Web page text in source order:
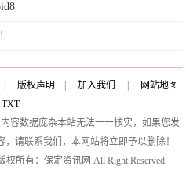
版权声明 加入我们
网站地图
TXT
容数据庞杂本站无法一一核实，如果您发
请联系我们，本网站将立即予以删除！
权所有：保定资讯网 All Right Reserved.